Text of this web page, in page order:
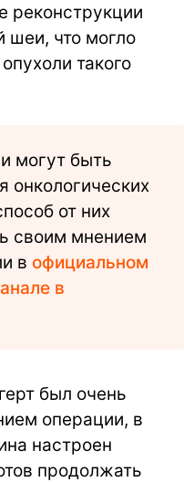
реконструкции
шеи, что могло
такого
могут быть
онкологических
от них
своим мнением
в официальном
в
был очень
операции, в
настроен
продолжать